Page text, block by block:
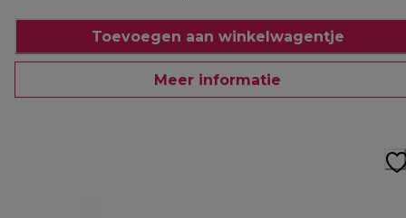
Toevoegen aan winkelwagentje
Meer informatie